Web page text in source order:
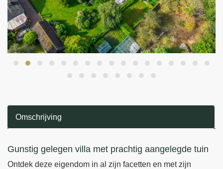
Omschrijving
Omschrijving
Gunstig gelegen villa met prachtig aangelegde tuin
Ontdek deze eigendom in al zijn facetten en met zijn